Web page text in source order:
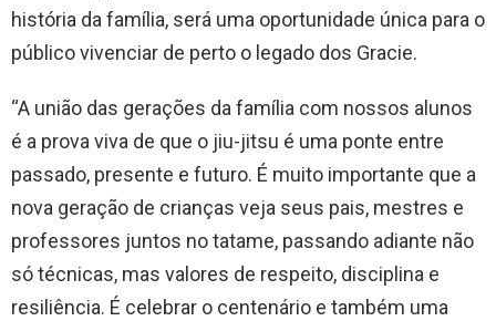
história da família, será uma oportunidade única para o
público vivenciar de perto o legado dos Gracie.
“A união das gerações da família com nossos alunos
é a prova viva de que o jiu-jitsu é uma ponte entre
passado, presente e futuro. É muito importante que a
nova geração de crianças veja seus pais, mestres e
professores juntos no tatame, passando adiante não
só técnicas, mas valores de respeito, disciplina e
resiliência. É celebrar o centenário e também uma